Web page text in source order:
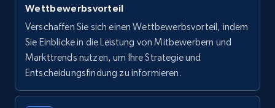
Wettbewerbsvorteil
Verschaffen Sie sich einen Wettbewerbsvorteil, indem
Sie Einblicke in die Leistung von Mitbewerbern und
Markttrends nutzen, um Ihre Strategie und
Entscheidungsfindung zu informieren.